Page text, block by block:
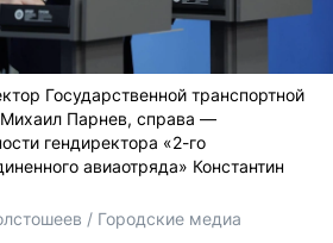
Государственной транспортной
Михаил Парнев, справа —
гендиректора «2-го
авиаотряда» Константин
/ Городские медиа